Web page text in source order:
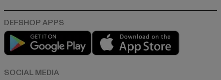
Play market